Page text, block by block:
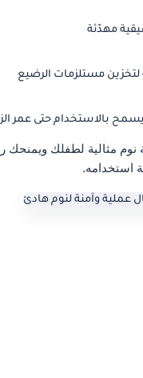
مهدّئة
مستلزمات الرضيع
بالاستخدام حتى عمر
نوم مثالية لطفلك ويمنحك
استخدامه.